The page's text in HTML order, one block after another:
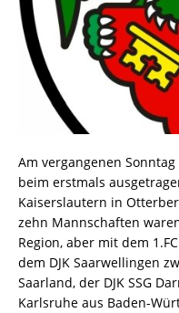
Am vergangenen
beim erstmals
Kaiserslautern in
zehn Mannschaften
Region, aber mit dem
dem DJK Saarwellingen
Saarland, der DJK SSG
Karlsruhe aus Baden-